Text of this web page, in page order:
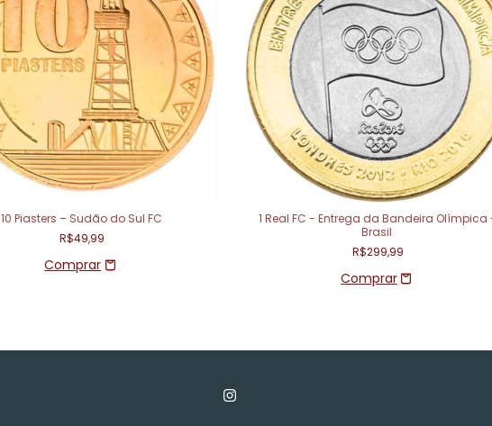
10 Piasters – Sudão do Sul FC
R$49,99
1 Real FC - Entrega da Bandeira Olímpica
Brasil
R$299,99